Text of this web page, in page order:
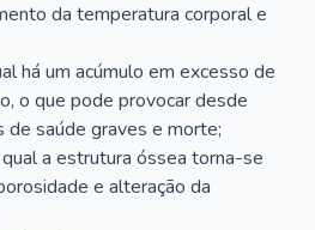
da temperatura corporal e
há um acúmulo em excesso de
o que pode provocar desde
saúde graves e morte;
a estrutura óssea torna-se
e alteração da